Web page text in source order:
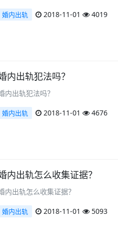
婚内出轨 2018-11-01 4019
内出轨犯法吗？
内出轨犯法吗？
婚内出轨 2018-11-01 4676
内出轨怎么收集证据？
内出轨怎么收集证据？
婚内出轨 2018-11-01 5093